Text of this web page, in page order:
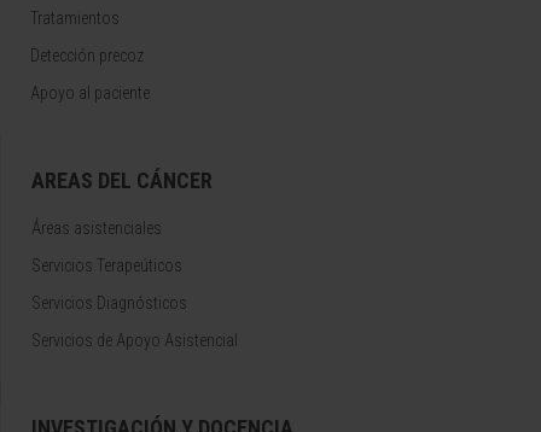
Tratamientos
Detección precoz
Apoyo al paciente
AREAS DEL CÁNCER
Áreas asistenciales
Servicios Terapeúticos
Servicios Diagnósticos
Servicios de Apoyo Asistencial